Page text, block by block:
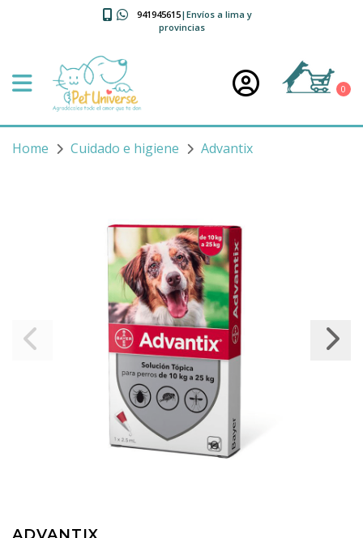
941945615|Envíos a lima y
provincias
0
Home Cuidado e higiene Advantix